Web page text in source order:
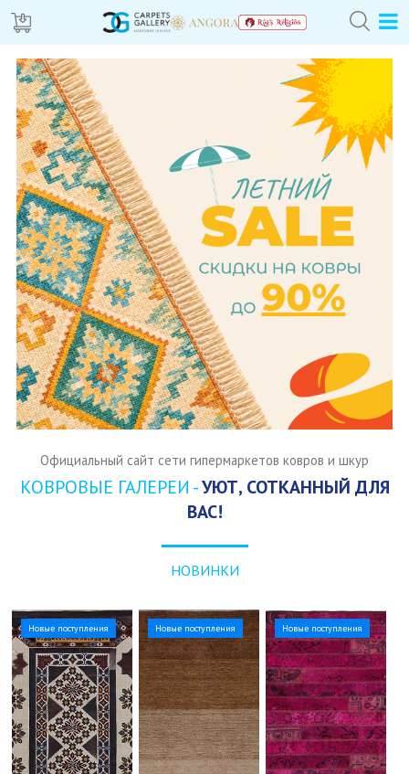
Официальный сайт сети гипермаркетов ковров и шкур
КОВРОВЫЕ ГАЛЕРЕИ -УЮТ, СОТКАННЫЙ ДЛЯ
ВАС!
НОВИНКИ
Новые поступления Новые поступления Новые поступления